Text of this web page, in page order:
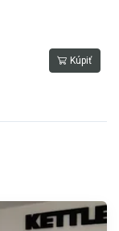
Kúpiť